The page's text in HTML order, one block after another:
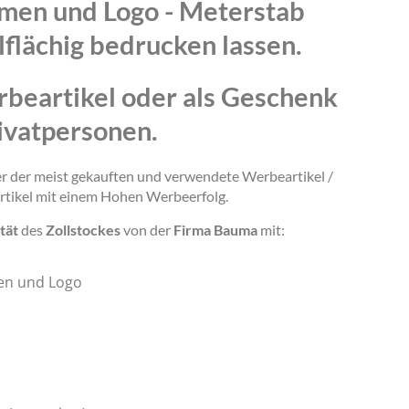
und Logo - Meterstab
bedrucken lassen.
oder als Geschenk
der meist gekauften und verwendete Werbeartikel /
mit einem Hohen Werbeerfolg.
des Zollstockesvon der Firma Bauma mit:
und Logo